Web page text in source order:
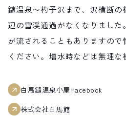
鑓温泉〜杓子沢まで、沢横断の
辺の雪渓通過がなくなりまし
が流されることもありますの
ください。増水時などは無理な
白馬鑓温泉小屋Facebook
株式会社白馬館